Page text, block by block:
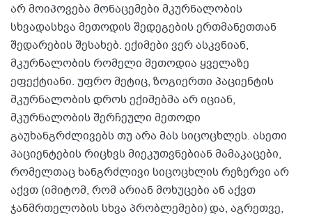
არ მოიპოვება მონაცემები მკურნალობის
სხვადასხვა მეთოდის შედეგების ერთმანეთთან
შედარების შესახებ. ექიმები ვერ ასკვნიან,
მკურნალობის რომელი მეთოდია ყველაზე
ეფექტიანი. უფრო მეტიც, ზოგიერთი პაციენტის
მკურნალობის დროს ექიმებმა არ იციან,
მკურნალობის შერჩეული მეთოდი
გაუხანგრძლივებს თუ არა მას სიცოცხლეს. ასეთი
პაციენტების რიცხვს მიეკუთვნებიან მამაკაცები,
რომელთაც ხანგრძლივი სიცოცხლის რეზერვი არ
აქვთ (იმიტომ, რომ არიან მოხუცები ან აქვთ
ჯანმრთელობის სხვა პრობლემები) და, აგრეთვე,